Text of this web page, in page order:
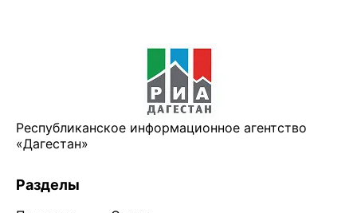
Республиканское информационное агентство
«Дагестан»
Разделы